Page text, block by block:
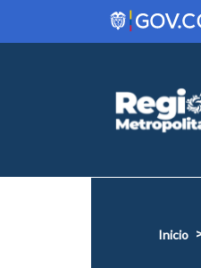
Pasar al contenido principal
inicio